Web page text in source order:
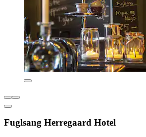
Fuglsang Herregaard Hotel